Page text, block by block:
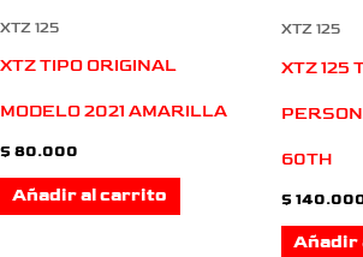
XTZ 125
XTZ TIPO ORIGINAL
MODELO 2021 AMARILLA
$ 80.000
Añadir al carrito
XTZ 125
XTZ 125
60TH
$
Añadir